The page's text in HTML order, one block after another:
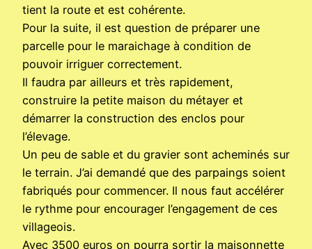
tient la route et est cohérente.
Pour la suite, il est question de préparer une
parcelle pour le maraichage à condition de
pouvoir irriguer correctement.
Il faudra par ailleurs et très rapidement,
construire la petite maison du métayer et
démarrer la construction des enclos pour
l’élevage.
Un peu de sable et du gravier sont acheminés sur
le terrain. J’ai demandé que des parpaings soient
fabriqués pour commencer. Il nous faut accélérer
le rythme pour encourager l’engagement de ces
villageois.
Avec 3500 euros on pourra sortir la maisonnette